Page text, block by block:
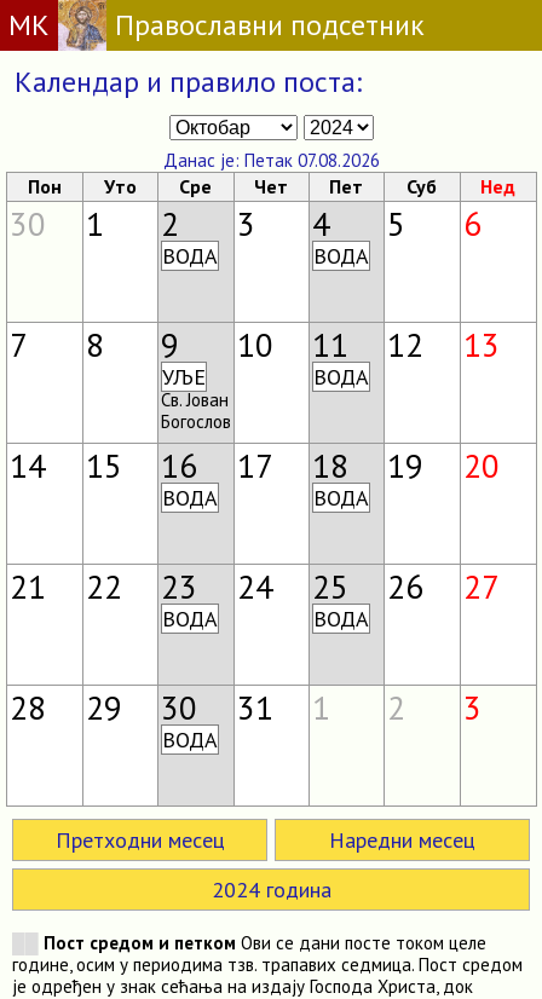
МК
Православни подсетник
Календар и правило поста:
Данас је: Петак 07.08.2026
Пон Уто Сре Чет Пет Суб Нед
30 1 2
ВОДА
3 4
ВОДА
5 6
7 8 9
УЉЕ
Св. Јован
Богослов
10 11
ВОДА
12 13
14 15 16
ВОДА
17 18
ВОДА
19 20
21 22 23
ВОДА
24 25
ВОДА
26 27
28 29 30
ВОДА
31 1 2 3
Претходни месец
Наредни месец
2024 година
Пост средом и петком Ови се дани посте током целе
године, осим у периодима тзв. трапавих седмица. Пост средом
је одређен у знак сећања на издају Господа Христа, док